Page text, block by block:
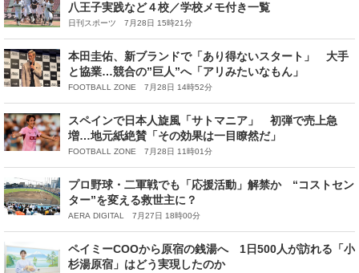
八王子実践など４校／学校メモ付き一覧
日刊スポーツ 7月28日 15時21分
本田圭佑、新ブランドで「あり得ないスタート」 大手
と協業…競合の”巨人”へ「アリみたいなもん」
FOOTBALL ZONE 7月28日 14時52分
スペインで日本人旋風「サトマニア」 初弾で売上急
増…地元紙絶賛「その効果は一目瞭然だ」
FOOTBALL ZONE 7月28日 11時01分
プロ野球・二軍戦でも「応援活動」解禁か “コストセン
ター”を変える救世主に？
AERA DIGITAL 7月27日 18時00分
ペイミーCOOから原宿の銭湯へ 1日500人が訪れる「小
杉湯原宿」はどう実現したのか